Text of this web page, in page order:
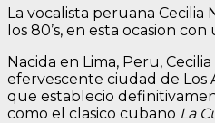
La vocalista peruana Cecilia
los 80’s, en esta ocasion
Nacida en Lima, Peru,
efervescente ciudad de
que establecio
como el clasico cubano La